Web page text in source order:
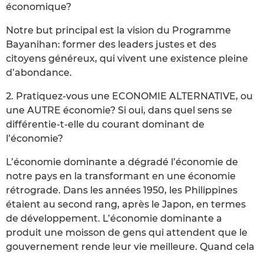
économique?
Notre but principal est la vision du Programme
Bayanihan: former des leaders justes et des
citoyens généreux, qui vivent une existence pleine
d’abondance.
2. Pratiquez-vous une ECONOMIE ALTERNATIVE, ou
une AUTRE économie? Si oui, dans quel sens se
différentie-t-elle du courant dominant de
l’économie?
L’économie dominante a dégradé l’économie de
notre pays en la transformant en une économie
rétrograde. Dans les années 1950, les Philippines
étaient au second rang, après le Japon, en termes
de développement. L’économie dominante a
produit une moisson de gens qui attendent que le
gouvernement rende leur vie meilleure. Quand cela